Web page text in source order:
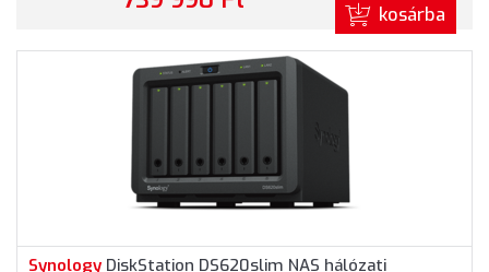
kosárba
Synology DiskStation DS620slim NAS hálózati